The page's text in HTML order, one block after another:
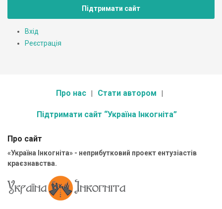
Підтримати сайт
Вхід
Реєстрація
Про нас Стати автором
Підтримати сайт “Україна Інкогніта”
Про сайт
«Україна Інкогніта» - неприбутковий проект ентузіастів
краєзнавства.